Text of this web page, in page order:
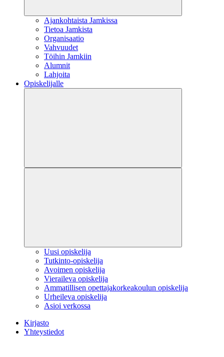
Ajankohtaista Jamkissa
Tietoa Jamkista
Organisaatio
Vahvuudet
Töihin Jamkiin
Alumnit
Lahjoita
Opiskelijalle
Uusi opiskelija
Tutkinto-opiskelija
Avoimen opiskelija
Vieraileva opiskelija
Ammatillisen opettajakorkeakoulun opiskelija
Urheileva opiskelija
Asioi verkossa
Kirjasto
Yhteystiedot